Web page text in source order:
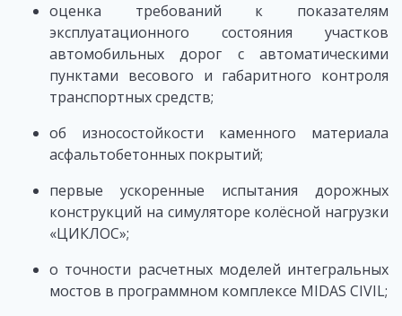
оценка требований к показателям
эксплуатационного состояния участков
автомобильных дорог с автоматическими
пунктами весового и габаритного контроля
транспортных средств;
об износостойкости каменного материала
асфальтобетонных покрытий;
первые ускоренные испытания дорожных
конструкций на симуляторе колёсной нагрузки
«ЦИКЛОС»;
о точности расчетных моделей интегральных
мостов в программном комплексе MIDAS CIVIL;